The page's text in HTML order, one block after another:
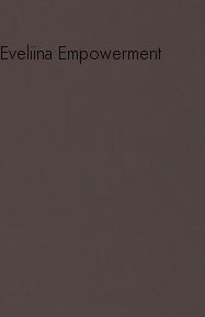
Eveliina Empowerment